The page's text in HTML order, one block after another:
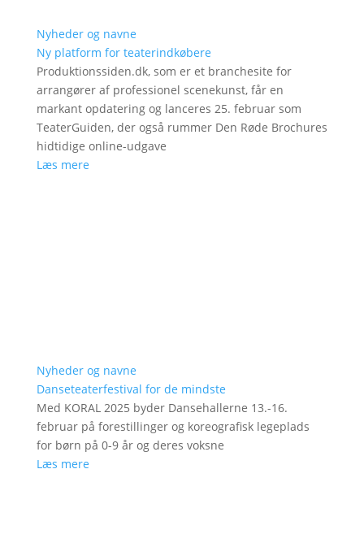
Nyheder og navne
Ny platform for teaterindkøbere
Produktionssiden.dk, som er et branchesite for
arrangører af professionel scenekunst, får en
markant opdatering og lanceres 25. februar som
TeaterGuiden, der også rummer Den Røde Brochures
hidtidige online-udgave
Læs mere
Nyheder og navne
Danseteaterfestival for de mindste
Med KORAL 2025 byder Dansehallerne 13.-16.
februar på forestillinger og koreografisk legeplads
for børn på 0-9 år og deres voksne
Læs mere